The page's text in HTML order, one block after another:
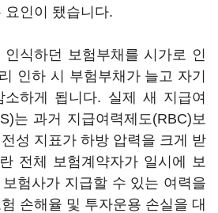
요인이 됐습니다.
식하던 보험부채를 시가로 인
인하 시 부험부채가 늘고 자기
소하게 됩니다. 실제 새 지급여
는 과거 지급여력제도(RBC)보
성 지표가 하방 압력을 크게 받
전체 보험계약자가 일시에 보
험사가 지급할 수 있는 여력을
손해율 및 투자운용 손실을 대